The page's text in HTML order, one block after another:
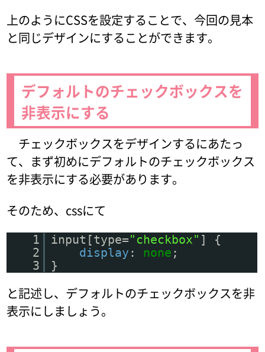
上のようにCSSを設定することで、今回の見本
と同じデザインにすることができます。
デフォルトのチェックボックスを
非表示にする
チェックボックスをデザインするにあたっ
て、まず初めにデフォルトのチェックボックス
を非表示にする必要があります。
そのため、cssにて
1 input[type="checkbox" ] {
2
display : none ;
3
}
と記述し、デフォルトのチェックボックスを非
表示にしましょう。